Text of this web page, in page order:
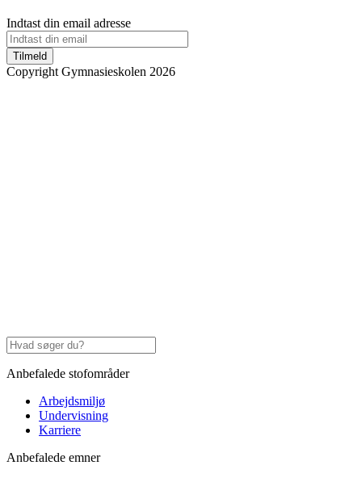
Indtast din email adresse
Tilmeld
Copyright Gymnasieskolen 2026
Anbefalede stofområder
Arbejdsmiljø
Undervisning
Karriere
Anbefalede emner